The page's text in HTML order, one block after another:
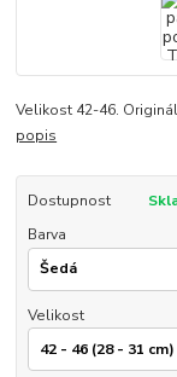
Velikost 42-46.
popis
Dostupnost
Barva
Velikost